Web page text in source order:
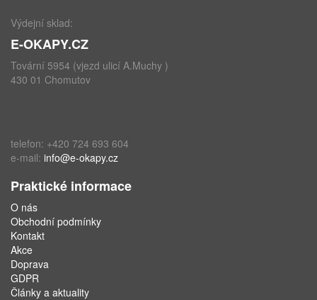
Výdejní sklad:
E-OKAPY.CZ
Tovární 5954 (vjezd ulicí A.Muchy )
430 01 Chomutov
telefon: +420 724 693 604
e-mail: info@e-okapy.cz
Praktické informace
O nás
Obchodní podmínky
Kontakt
Akce
Doprava
GDPR
Články a aktuality